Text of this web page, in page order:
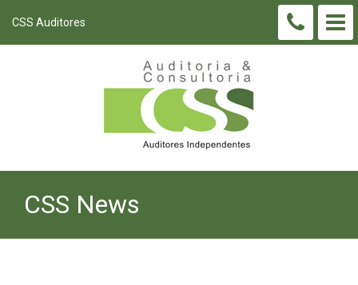
CSS Auditores
CSS News